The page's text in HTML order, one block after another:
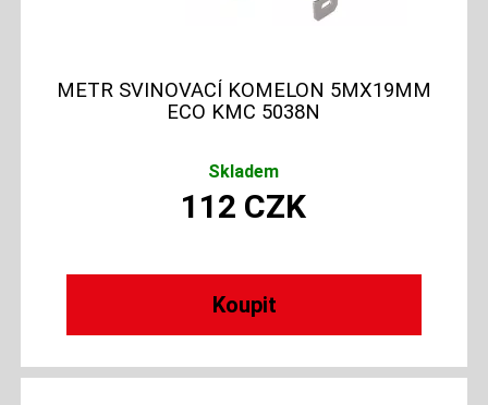
METR SVINOVACÍ KOMELON 5MX19MM
ECO KMC 5038N
Skladem
112 CZK